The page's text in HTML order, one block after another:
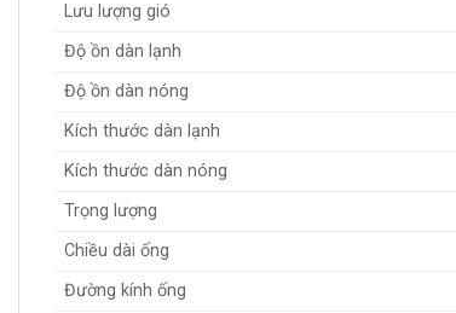
Lưu lượng gió
Độ ồn dàn lạnh
Độ ồn dàn nóng
Kích thước dàn lạnh
Kích thước dàn nóng
Trọng lượng
Chiều dài ống
Đường kính ống